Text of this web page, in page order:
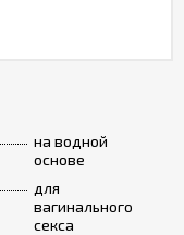
на водной
основе
для
вагинального
секса